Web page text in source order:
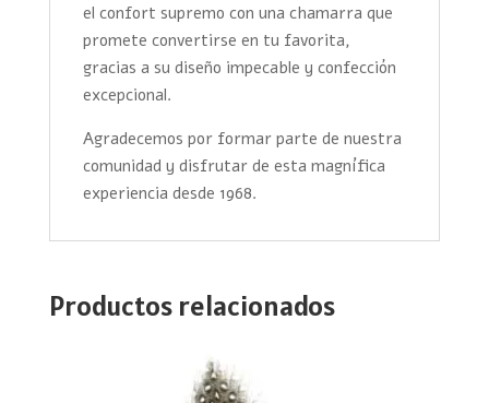
el confort supremo con una chamarra que
promete convertirse en tu favorita,
gracias a su diseño impecable y confección
excepcional.
Agradecemos por formar parte de nuestra
comunidad y disfrutar de esta magnífica
experiencia desde 1968.
Productos relacionados